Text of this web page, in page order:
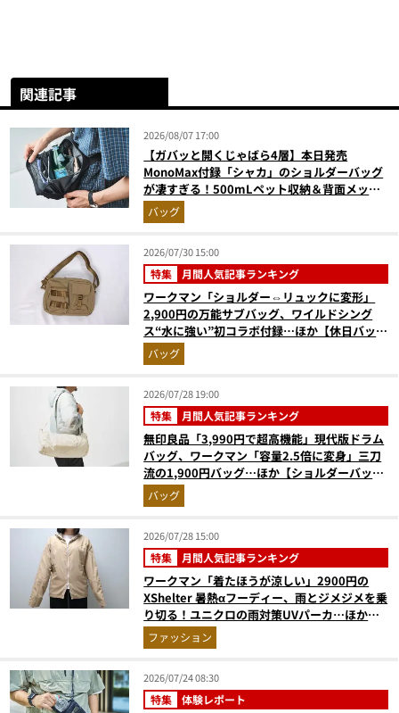
関連記事
2026/08/07 17:00
【ガバッと開くじゃばら4層】本日発売
MonoMax付録「シャカ」のショルダーバッグ
が凄すぎる！500mLペット収納＆背面メッシ
ュでベタつかない
バッグ
2026/07/30 15:00
特集 月間人気記事ランキング
ワークマン「ショルダー⇔リュックに変形」
2,900円の万能サブバッグ、ワイルドシング
ス“水に強い”初コラボ付録…ほか【休日バッグ
の人気記事ランキングベスト3】（2026年6月
版）
バッグ
2026/07/28 19:00
特集 月間人気記事ランキング
無印良品「3,990円で超高機能」現代版ドラム
バッグ、ワークマン「容量2.5倍に変身」三刀
流の1,900円バッグ…ほか【ショルダーバッグ
の人気記事ランキングベスト3】（2026年6月
版）
バッグ
2026/07/28 15:00
特集 月間人気記事ランキング
ワークマン「着たほうが涼しい」2900円の
XShelter 暑熱αフーディー、雨とジメジメを乗
り切る！ユニクロの雨対策UVパーカ…ほか
【アウターの人気記事ランキングベスト3】
（2026年6月版）
ファッション
2026/07/24 08:30
特集 体験レポート